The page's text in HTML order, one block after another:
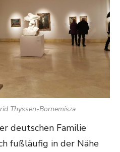
Thyssen-Bornemisza
deutschen Familie
fußläufig in der Nähe